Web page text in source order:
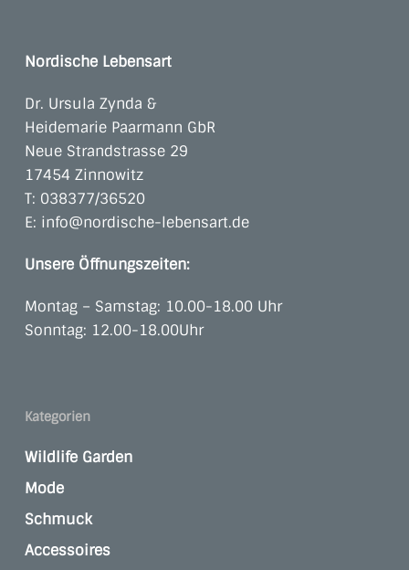
Nordische Lebensart
Dr. Ursula Zynda &
Heidemarie Paarmann GbR
Neue Strandstrasse 29
17454 Zinnowitz
T: 038377/36520
E: info@nordische-lebensart.de
Unsere Öffnungszeiten:
Montag – Samstag: 10.00-18.00 Uhr
Sonntag: 12.00-18.00Uhr
Kategorien
Wildlife Garden
Mode
Schmuck
Accessoires